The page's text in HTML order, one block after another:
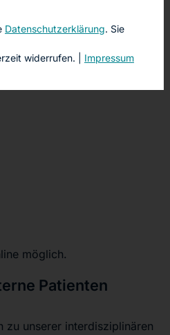
möglich.
Patienten
zu unserer interdisziplinären
Datenschutzerklärung. Sie
widerrufen. | Impressum